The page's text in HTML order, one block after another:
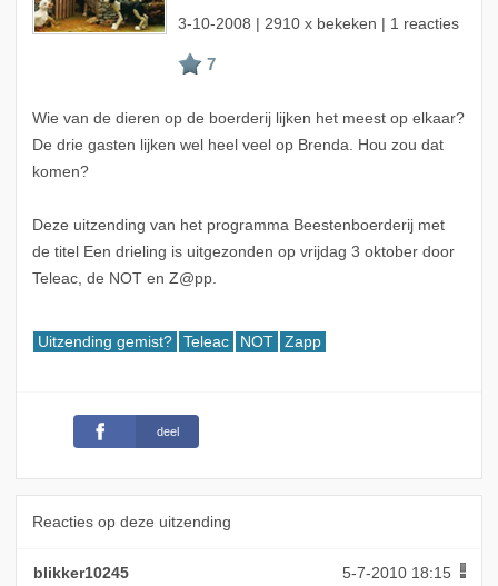
3-10-2008 | 2910 x bekeken | 1 reacties
Wie van de dieren op de boerderij lijken het meest op elkaar?
De drie gasten lijken wel heel veel op Brenda. Hou zou dat
komen?
Deze uitzending van het programma Beestenboerderij met
de titel Een drieling is uitgezonden op vrijdag 3 oktober door
Teleac, de NOT en Z@pp.
Uitzending gemist? Teleac NOT Zapp
deel
Reacties op deze uitzending
blikker10245
5-7-2010 18:15